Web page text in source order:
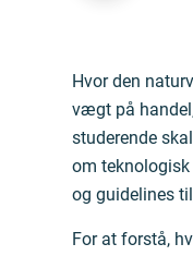
Hvor den
vægt på
studerende
om teknologisk
og guidelines
For at forstå,